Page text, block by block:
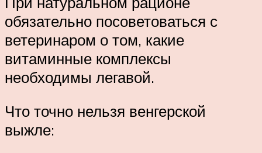
обязательно посоветоваться с
ветеринаром о том, какие
витаминные комплексы
необходимы легавой.
Что точно нельзя венгерской
выжле: